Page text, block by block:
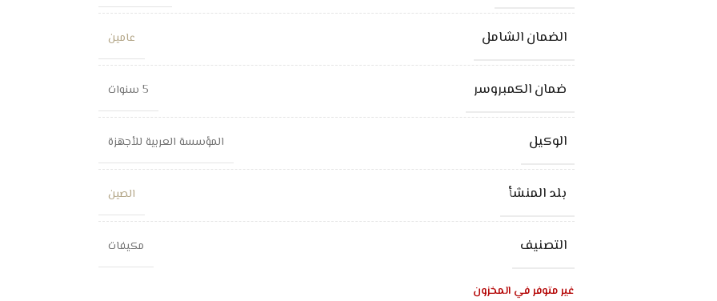
الضمان الشامل عامين
ضمان الكمبروسر 5 سنوات
الوكيل المؤسسة العربية للأجهزة
بلد المنشأ الصين
التصنيف مكيفات
غير متوفر في المخزون